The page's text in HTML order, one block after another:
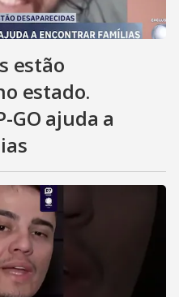
estão
estado.
GO ajuda a